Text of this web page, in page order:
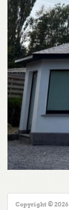
Copyright © 2026